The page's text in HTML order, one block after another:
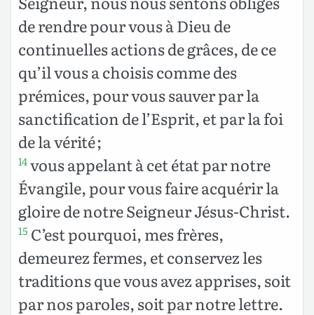
de rendre pour vous à Dieu de
continuelles actions de grâces, de ce
qu’il vous a choisis comme des
prémices, pour vous sauver par la
sanctification de l’Esprit, et par la foi
de la vérité ;
14vous appelant à cet état par notre
Évangile, pour vous faire acquérir la
gloire de notre Seigneur Jésus-Christ.
15 C’est pourquoi, mes frères,
demeurez fermes, et conservez les
traditions que vous avez apprises, soit
par nos paroles, soit par notre lettre.